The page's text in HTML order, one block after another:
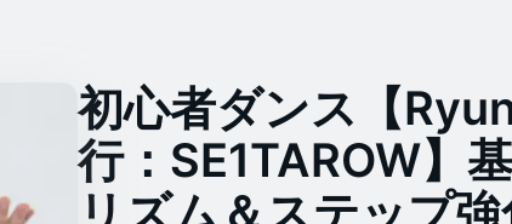
初心者ダンス【
行：SE1TAROW】
リズム＆ステップ